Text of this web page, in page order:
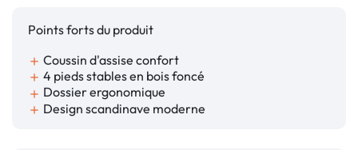
Points forts du produit
add Coussin d'assise confort
add 4 pieds stables en bois foncé
add Dossier ergonomique
add Design scandinave moderne